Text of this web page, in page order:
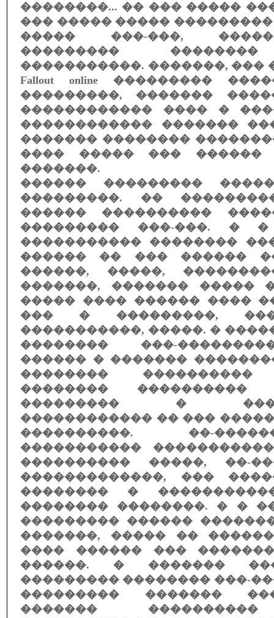
��������... �� ��� �����
��� ����� �����
����� ���-���,
���������
�����������. �������, ���
Fallout online ���������
���������, �������
������������ ���� �
������������ �������
������� ��������
���� ����� ��� ������
�������.
������ ���������
���������. ��
������ ����������
��������� ���-���. � �
����������� ��������
������ �� ��� ������
������, �����,
�������, ������� �����
����� ���� ������ ����
��� � ���������,
�����������, �����. �
�������� ���-
������ � �������
�������� ����������
�������� ����������
��������� �
������������ �� ���
����������. ��-
�����������
���������� �����, ��-
�������������, ���
�������� �
�������� ��������. � �
��������� ������
�������, ����� ��
���� ������ ���
������. � �������
��������� �������� ���-
��������� �������
�������